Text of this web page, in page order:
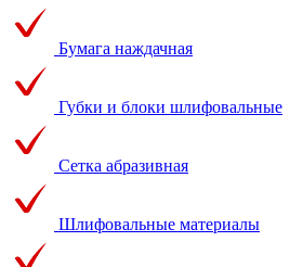
Бумага наждачная
Губки и блоки шлифовальные
Сетка абразивная
Шлифовальные материалы